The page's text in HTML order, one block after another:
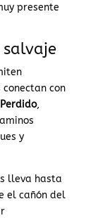
presente
con
,
y
lleva hasta
el cañón del